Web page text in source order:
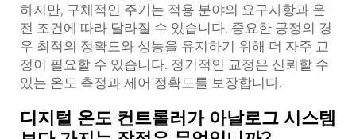
하지만, 구체적인 주기는 적용 분야의 요구사항과 운
전 조건에 따라 달라질 수 있습니다. 중요한 공정의 경
우 최적의 정확도와 성능을 유지하기 위해 더 자주 교
정이 필요할 수 있습니다. 정기적인 교정은 신뢰할 수
있는 온도 측정과 제어 정확도를 보장합니다.
디지털 온도 컨트롤러가 아날로그 시스템